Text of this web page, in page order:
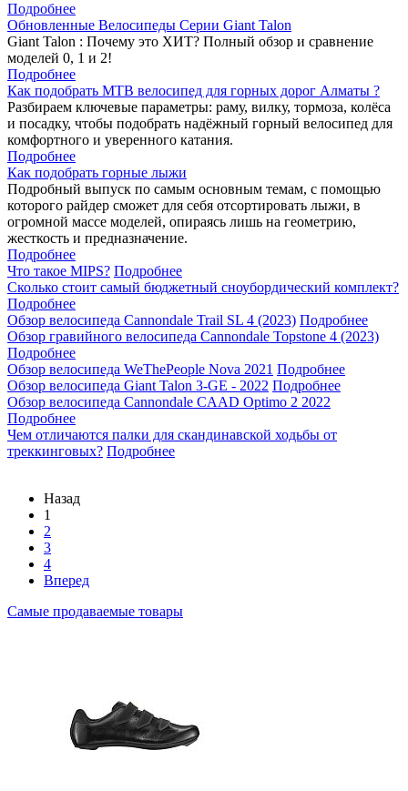
Подробнее
Обновленные Велосипеды Серии Giant Talon
Giant Talon : Почему это ХИТ? Полный обзор и сравнение
моделей 0, 1 и 2!
Подробнее
Как подобрать MTB велосипед для горных дорог Алматы ?
Разбираем ключевые параметры: раму, вилку, тормоза, колёса
и посадку, чтобы подобрать надёжный горный велосипед для
комфортного и уверенного катания.
Подробнее
Как подобрать горные лыжи
Подробный выпуск по самым основным темам, с помощью
которого райдер сможет для себя отсортировать лыжи, в
огромной массе моделей, опираясь лишь на геометрию,
жесткость и предназначение.
Подробнее
Что такое MIPS? Подробнее
Сколько стоит самый бюджетный сноубордический комплект?
Подробнее
Обзор велосипеда Cannondale Trail SL 4 (2023) Подробнее
Обзор гравийного велосипеда Cannondale Topstone 4 (2023)
Подробнее
Обзор велосипеда WeThePeople Nova 2021 Подробнее
Обзор велосипеда Giant Talon 3-GE - 2022 Подробнее
Обзор велосипеда Cannondale CAAD Optimo 2 2022
Подробнее
Чем отличаются палки для скандинавской ходьбы от
треккинговых? Подробнее
Назад
1
2
3
4
Вперед
Самые продаваемые товары